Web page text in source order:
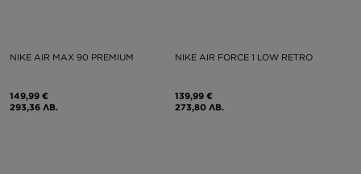
NIKE AIR MAX 90 PREMIUM
149,99 €
293,36 ЛВ.
NIKE AIR FORCE 1 LOW RETRO
139,99 €
273,80 ЛВ.